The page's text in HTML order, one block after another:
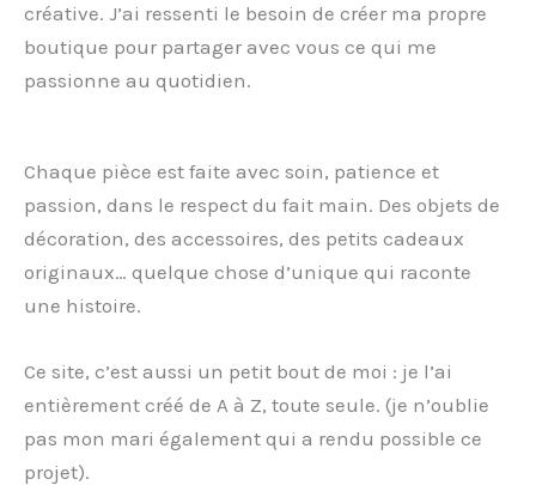
créative. J’ai ressenti le besoin de créer ma propre
boutique pour partager avec vous ce qui me
passionne au quotidien.
Chaque pièce est faite avec soin, patience et
passion, dans le respect du fait main. Des objets de
décoration, des accessoires, des petits cadeaux
originaux… quelque chose d’unique qui raconte
une histoire.
Ce site, c’est aussi un petit bout de moi : je l’ai
entièrement créé de A à Z, toute seule. (je n’oublie
pas mon mari également qui a rendu possible ce
projet).